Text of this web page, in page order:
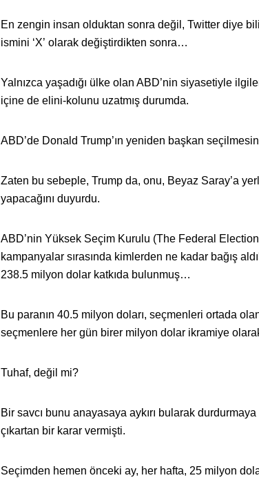
En zengin insan olduktan sonra değil, Twitter diye
ismini ‘X’ olarak değiştirdikten sonra…
Yalnızca yaşadığı ülke olan ABD’nin siyasetiyle
içine de elini-kolunu uzatmış durumda.
ABD’de Donald Trump’ın yeniden başkan
Zaten bu sebeple, Trump da, onu, Beyaz Saray’a
yapacağını duyurdu.
ABD’nin Yüksek Seçim Kurulu (The Federal
kampanyalar sırasında kimlerden ne kadar bağış
238.5 milyon dolar katkıda bulunmuş…
Bu paranın 40.5 milyon doları, seçmenleri ortada
seçmenlere her gün birer milyon dolar ikramiye
Tuhaf, değil mi?
Bir savcı bunu anayasaya aykırı bularak
çıkartan bir karar vermişti.
Seçimden hemen önceki ay, her hafta, 25 milyon